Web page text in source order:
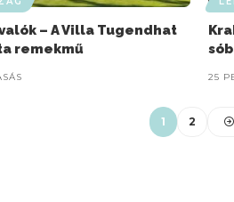
– A Villa Tugendhat
remekmű
25
1 2